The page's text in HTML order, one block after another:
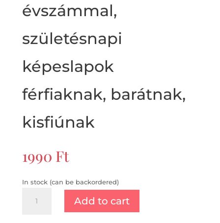
évszámmal,
születésnapi
képeslapok
férfiaknak, barátnak,
kisfiúnak
1990 Ft
In stock (can be backordered)
képeslap
Add to cart